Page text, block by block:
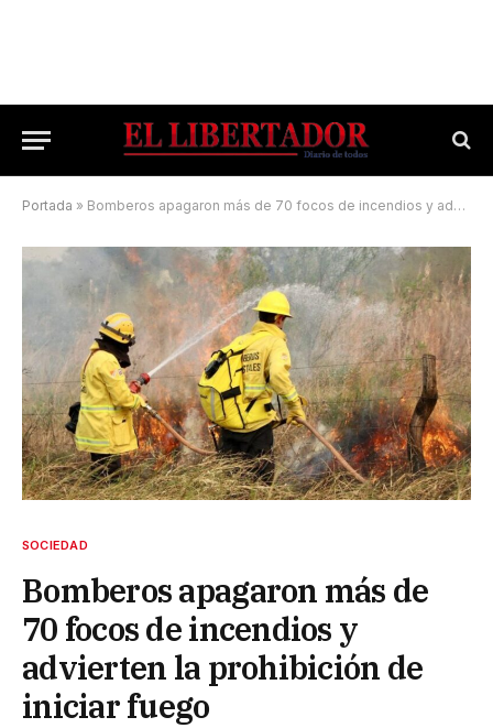
Portada » Bomberos apagaron más de 70 focos de incendios y advierten la prohibición de iniciar fuego
SOCIEDAD
Bomberos apagaron más de
70 focos de incendios y
advierten la prohibición de
iniciar fuego